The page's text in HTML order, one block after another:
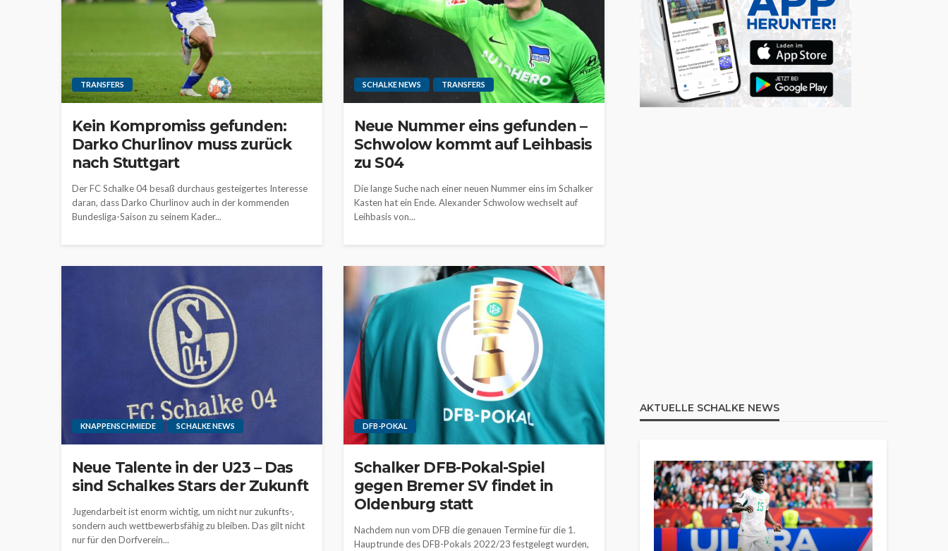
TRANSFERS
Kein Kompromiss gefunden:
Darko Churlinov muss zurück
nach Stuttgart
Der FC Schalke 04 besaß durchaus gesteigertes Interesse
daran, dass Darko Churlinov auch in der kommenden
Bundesliga-Saison zu seinem Kader...
SCHALKE NEWS TRANSFERS
Neue Nummer eins gefunden –
Schwolow kommt auf Leihbasis
zu S04
Die lange Suche nach einer neuen Nummer eins im Schalker
Kasten hat ein Ende. Alexander Schwolow wechselt auf
Leihbasis von...
KNAPPENSCHMIEDE SCHALKE NEWS
Neue Talente in der U23 – Das
sind Schalkes Stars der Zukunft
Jugendarbeit ist enorm wichtig, um nicht nur zukunfts-,
sondern auch wettbewerbsfähig zu bleiben. Das gilt nicht
nur für den Dorfverein...
DFB-POKAL
Schalker DFB-Pokal-Spiel
gegen Bremer SV findet in
Oldenburg statt
Nachdem nun vom DFB die genauen Termine für die 1.
Hauptrunde des DFB-Pokals 2022/23 festgelegt wurden,
AKTUELLE SCHALKE NEWS